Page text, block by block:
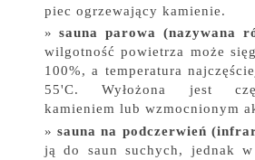
piec ogrzewający kamienie.
sauna parowa (nazywana
wilgotność powietrza może
100%, a temperatura
55'C. Wyłożona jest
kamieniem lub wzmocnionym
sauna na podczerwień
ją do saun suchych, jednak